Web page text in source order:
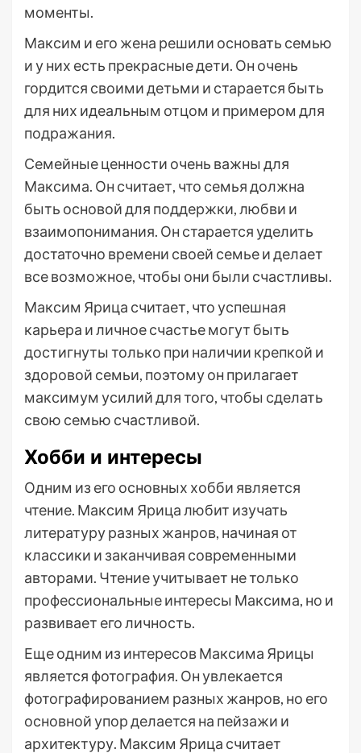
моменты.
Максим и его жена решили основать семью
и у них есть прекрасные дети. Он очень
гордится своими детьми и старается быть
для них идеальным отцом и примером для
подражания.
Семейные ценности очень важны для
Максима. Он считает, что семья должна
быть основой для поддержки, любви и
взаимопонимания. Он старается уделить
достаточно времени своей семье и делает
все возможное, чтобы они были счастливы.
Максим Ярица считает, что успешная
карьера и личное счастье могут быть
достигнуты только при наличии крепкой и
здоровой семьи, поэтому он прилагает
максимум усилий для того, чтобы сделать
свою семью счастливой.
Хобби и интересы
Одним из его основных хобби является
чтение. Максим Ярица любит изучать
литературу разных жанров, начиная от
классики и заканчивая современными
авторами. Чтение учитывает не только
профессиональные интересы Максима, но и
развивает его личность.
Еще одним из интересов Максима Ярицы
является фотография. Он увлекается
фотографированием разных жанров, но его
основной упор делается на пейзажи и
архитектуру. Максим Ярица считает